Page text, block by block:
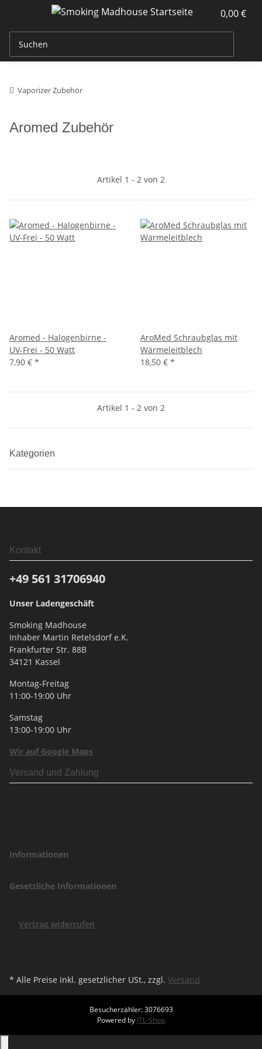
0,00 €
Vaporizer Zubehör
Aromed Zubehör
Artikel 1 - 2 von 2
Aromed - Halogenbirne -
UV-Frei - 50 Watt
7,90 € *
AroMed Schraubglas mit
Wärmeleitblech
18,50 € *
Artikel 1 - 2 von 2
Kategorien
Kontakt
+49 561 31706940
Unser Ladengeschäft
Smoking Madhouse
Inhaber Martin Retelsdorf e.K.
Frankfurter Str. 88B
34121 Kassel
Montag-Freitag
11:00-19:00 Uhr
Samstag
13:00-19:00 Uhr
Wir auf Google Maps
Versand und Zahlung
Informationen
Gesetzliche Informationen
Vertrag widerrufen
* Alle Preise inkl. gesetzlicher USt., zzgl. Versand
Besucherzähler: 3076693
Powered by JTL-Shop